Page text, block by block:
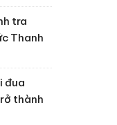
tra
Thanh
đua
thành